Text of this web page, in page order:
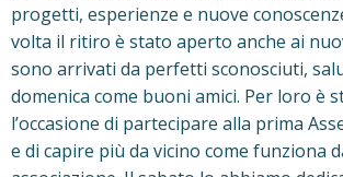
progetti, esperienze e nuove
volta il ritiro è stato aperto anche ai
sono arrivati da perfetti sconosciuti,
domenica come buoni amici. Per loro è
l’occasione di partecipare alla prima
e di capire più da vicino come funziona